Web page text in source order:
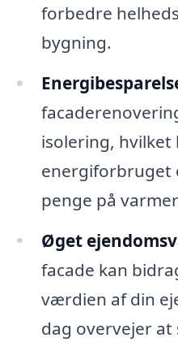
forbedre
bygning.
isolering, hvilket
energiforbruget
penge på
Øget
facade kan
værdien af din
dag overvejer at